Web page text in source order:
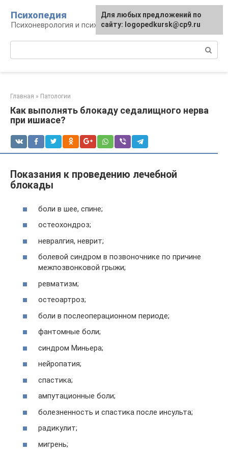
контенту
Психопедия
Психоневрология и психиатрия
Главная » Патологии
Как выполнять блокаду седалищного нерва
при ишиасе?
Показания к проведению лечебной
блокады
боли в шее, спине;
остеохондроз;
невралгия, неврит;
болевой синдром в позвоночнике по причине
межпозвонковой грыжи;
ревматизм;
остеоартроз;
боли в послеоперационном периоде;
фантомные боли;
синдром Миньера;
нейропатия;
спастика;
ампутационные боли;
болезненность и спастика после инсульта;
радикулит;
мигрень;
Для любых предложений по
сайту: logopedkursk@cp9.ru